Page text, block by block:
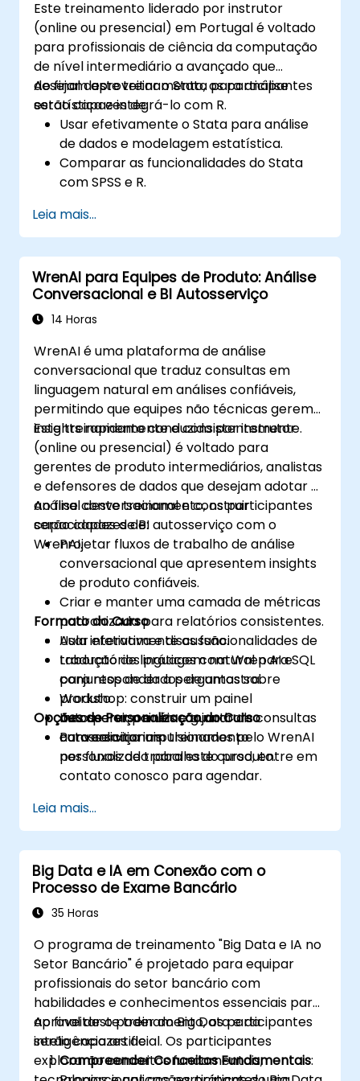
Este treinamento liderado por instrutor
(online ou presencial) em Portugal é voltado
para profissionais de ciência da computação
de nível intermediário a avançado que
desejam aproveitar o Stata para análise
estatística e integrá-lo com R.
Ao final deste treinamento, os participantes
serão capazes de:
Usar efetivamente o Stata para análise
de dados e modelagem estatística.
Comparar as funcionalidades do Stata
com SPSS e R.
estatística sem interrupções.
Desenvolver e automatizar fluxos de
trabalho usando Stata e R.
Leia mais...
WrenAI para Equipes de Produto: Análise
Conversacional e BI Autosserviço
14 Horas
WrenAI é uma plataforma de análise
conversacional que traduz consultas em
linguagem natural em análises confiáveis,
permitindo que equipes não técnicas gerem
insights rapidamente e consistentemente.
Este treinamento conduzido por instrutor
(online ou presencial) é voltado para
gerentes de produto intermediários, analistas
e defensores de dados que desejam adotar a
análise conversacional e construir
capacidades de BI autosserviço com o
WrenAI.
Ao final deste treinamento, os participantes
serão capazes de:
Projetar fluxos de trabalho de análise
conversacional que apresentem insights
de produto confiáveis.
Criar e manter uma camada de métricas
padronizada para relatórios consistentes.
Usar efetivamente as funcionalidades de
tradução de linguagem natural para SQL
para responder a perguntas sobre
produto.
Incorporar painéis e guardrails
autosserviço impulsionados pelo WrenAI
nos fluxos de trabalho do produto.
Formato do Curso
Aula interativa e discussão.
Laboratórios práticos com Wren AI e
conjuntos de dados de amostra.
Workshop: construir um painel
autosserviço e um conjunto de consultas
conversacionais.
Opções de Personalização do Curso
Para solicitar um treinamento
personalizado para este curso, entre em
contato conosco para agendar.
Leia mais...
Big Data e IA em Conexão com o
Processo de Exame Bancário
35 Horas
O programa de treinamento "Big Data e IA no
Setor Bancário" é projetado para equipar
profissionais do setor bancário com
habilidades e conhecimentos essenciais para
aproveitar o poder do Big Data e da
inteligência artificial. Os participantes
explorarão conceitos fundamentais,
Ao final deste treinamento, os participantes
serão capazes de:
Compreender Conceitos Fundamentais: